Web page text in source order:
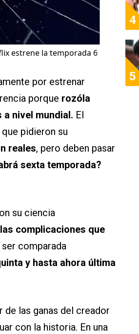
estrene la temporada 6
por estrenar
porque rozóla
nivel mundial. El
pidieron su
reales, pero deben pasar
sexta temporada?
su ciencia
las complicaciones que
comparada
y hasta ahora última
las ganas del creador
con la historia. En una
4
5